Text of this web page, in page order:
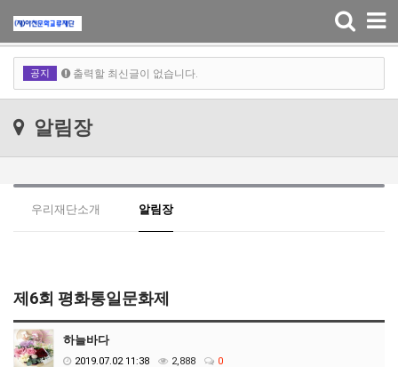
Toggle
navigation
공지
출력할 최신글이 없습니다.
출력할 최신글이 없습니다.
알림장
우리재단소개 알림장
제6회 평화통일문화제
하늘바다
2019.07.02 11:38 2,888 0